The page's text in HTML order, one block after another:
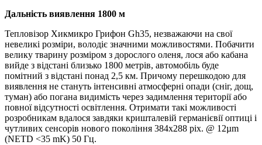
Дальність виявлення 1800 м
Тепловізор Хикмикро Грифон Gh35, незважаючи на свої
невеликі розміри, володіє значними можливостями. Побачити
велику тварину розміром з дорослого оленя, лося або кабана
вийде з відстані близько 1800 метрів, автомобіль буде
помітний з відстані понад 2,5 км. Причому перешкодою для
виявлення не стануть інтенсивні атмосферні опади (сніг, дощ,
туман) або погана видимість через задимлення території або
повної відсутності освітлення. Отримати такі можливості
розробникам вдалося завдяки кришталевій германієвії оптиці і
чутливих сенсорів нового покоління 384х288 pix. @ 12µm
(NETD <35 mK) 50 Гц.